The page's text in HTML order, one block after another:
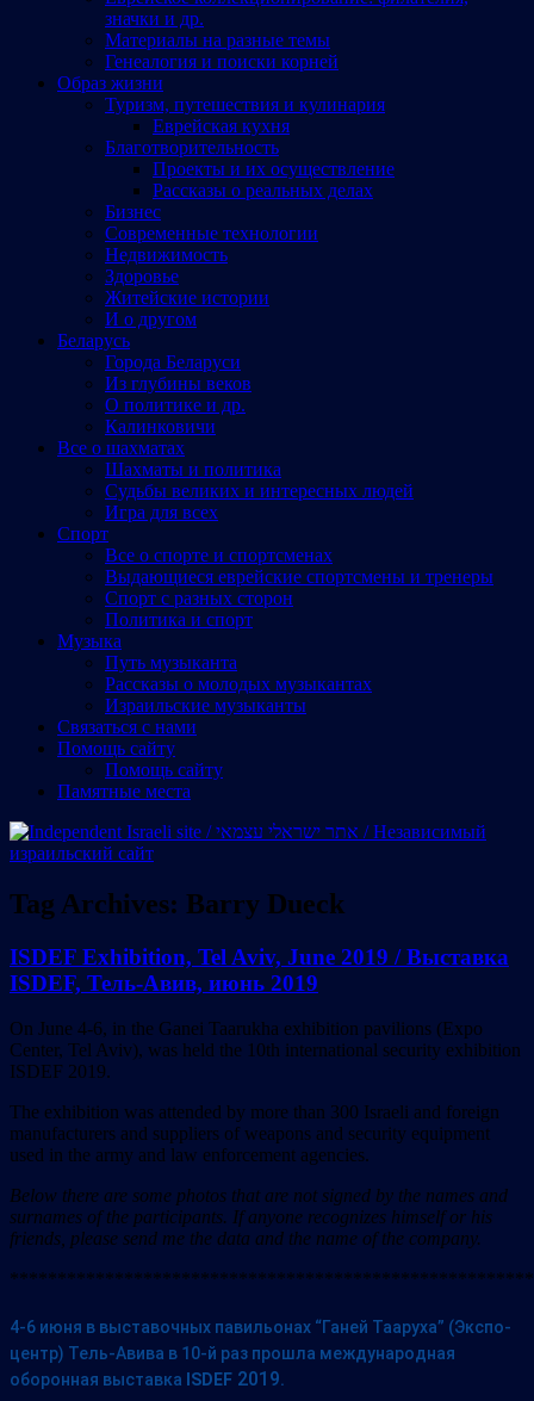
значки и др.
Материалы на разные темы
Генеалогия и поиски корней
Образ жизни
Туризм, путешествия и кулинария
Еврейская кухня
Благотворительность
Проекты и их осуществление
Рассказы о реальных делах
Бизнес
Современные технологии
Недвижимость
Здоровье
Житейские истории
И о другом
Беларусь
Города Беларуси
Из глубины веков
О политике и др.
Калинковичи
Все о шахматах
Шахматы и политика
Судьбы великих и интересных людей
Игра для всех
Спорт
Все о спорте и спортсменах
Выдающиеся еврейские спортсмены и тренеры
Спорт с разных сторон
Политика и спорт
Музыка
Путь музыканта
Рассказы о молодых музыкантах
Израильские музыканты
Cвязаться с нами
Помощь сайту
Помощь сайту
Памятные места
Tag Archives: Barry Dueck
ISDEF Exhibition, Tel Aviv, June 2019 / Выставка
ISDEF, Тель-Авив, июнь 2019
On June 4-6, in the Ganei Taarukha exhibition pavilions (Expo
Center, Tel Aviv), was held the 10th international security exhibition
ISDEF 2019.
The exhibition was attended by more than 300 Israeli and foreign
manufacturers and suppliers of weapons and security equipment
used in the army and law enforcement agencies.
Below there are some photos that are not signed by the names and
surnames of the participants. If anyone recognizes himself or his
friends, please send me the data and the name of the company.
4-6 июня в выставочных павильонах “Ганей Тааруха” (Экспо-
центр) Тель-Авива в 10-й раз прошла международная
оборонная выставка ISDEF 2019.